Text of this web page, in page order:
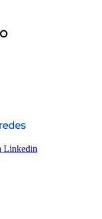
Linkedin